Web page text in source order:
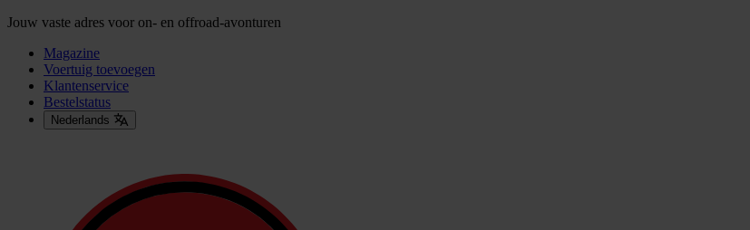
Jouw vaste adres voor on- en offroad-avonturen
Magazine
Voertuig toevoegen
Klantenservice
Bestelstatus
Nederlands